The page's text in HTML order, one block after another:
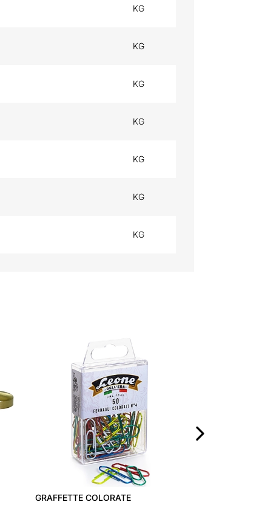
KG
KG
KG
KG
KG
KG
KG
GRAFFETTE COLORATE